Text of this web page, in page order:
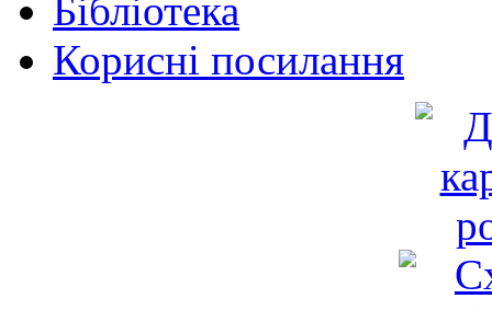
Бібліотека
Корисні посилання